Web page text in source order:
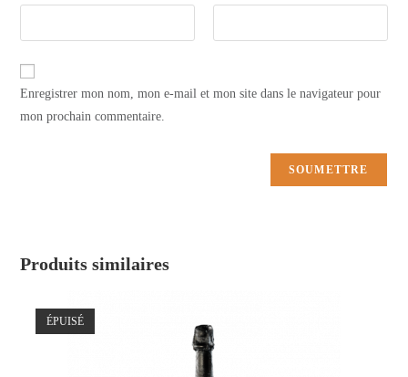
Enregistrer mon nom, mon e-mail et mon site dans le navigateur pour
mon prochain commentaire.
Produits similaires
ÉPUISÉ